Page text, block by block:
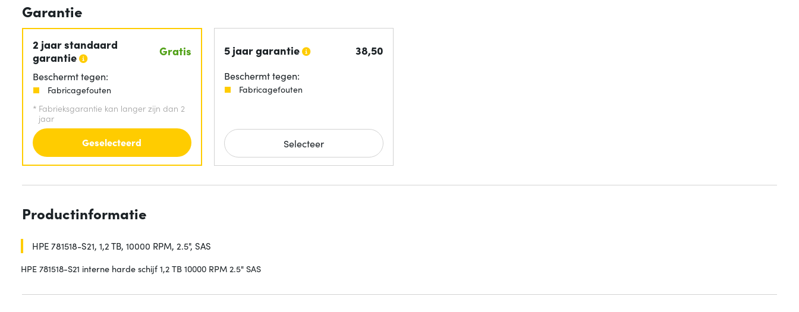
Garantie
2 jaar standaard
garantie
Gratis
Beschermt tegen:
Fabricagefouten
* Fabrieksgarantie kan langer zijn dan 2
jaar
Geselecteerd
5 jaar garantie 38,50
Beschermt tegen:
Fabricagefouten
Selecteer
Productinformatie
HPE 781518-S21, 1,2 TB, 10000 RPM, 2.5", SAS
HPE 781518-S21 interne harde schijf 1,2 TB 10000 RPM 2.5" SAS